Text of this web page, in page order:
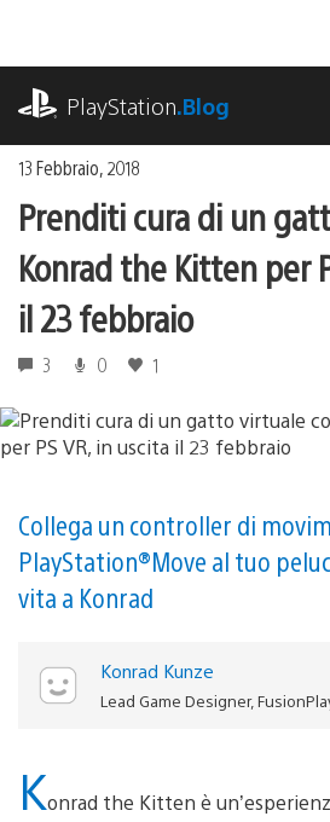
contenuto
PlayStation.Blog
13 Febbraio, 2018
Prenditi cura di un
Konrad the Kitten per
il 23 febbraio
3 0 1
Collega un controller di
PlayStation®Move al tuo
vita a Konrad
Konrad Kunze
Lead Game Designer,
Konrad the Kitten è